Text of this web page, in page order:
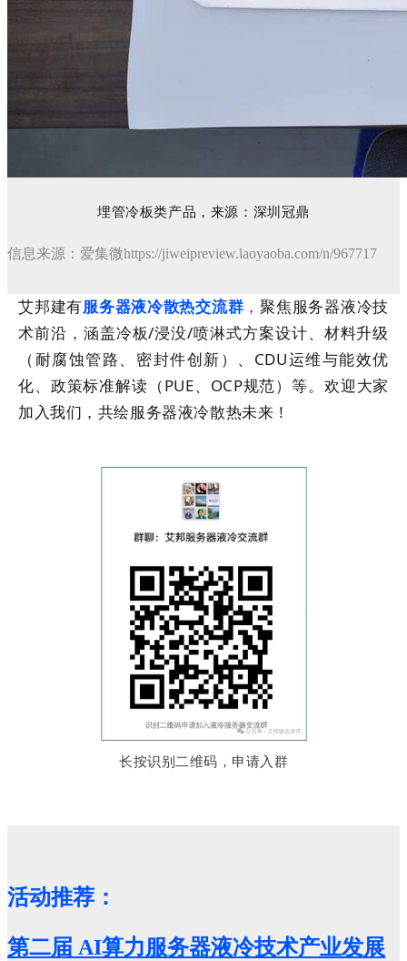
埋管冷板类产品，来源：深圳冠鼎
信息来源：爱集微https://jiweipreview.laoyaoba.com/n/967717
艾邦建有服务器液冷散热交流群 ， 聚焦服务器液冷技
术前沿，涵盖冷板/浸没/喷淋式方案设计、材料升级
（耐腐蚀管路、密封件创新）、CDU运维与能效优
化、政策标准解读（PUE、OCP规范）等。 欢迎大家
加入我们，共绘服务器液冷散热未来！
长按识别二维码，申请入群
活动推荐：
第二届 AI算力服务器液冷技术产业发展